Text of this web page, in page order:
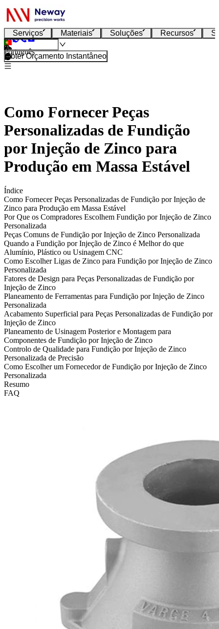
Serviços Materiais Soluções Recursos
Português
Obter Orçamento Instantâneo
Como Fornecer Peças
Personalizadas de Fundição
por Injeção de Zinco para
Produção em Massa Estável
Índice
Como Fornecer Peças Personalizadas de Fundição por Injeção de
Zinco para Produção em Massa Estável
Por Que os Compradores Escolhem Fundição por Injeção de Zinco
Personalizada
Peças Comuns de Fundição por Injeção de Zinco Personalizada
Quando a Fundição por Injeção de Zinco é Melhor do que
Alumínio, Plástico ou Usinagem CNC
Como Escolher Ligas de Zinco para Fundição por Injeção de Zinco
Personalizada
Fatores de Design para Peças Personalizadas de Fundição por
Injeção de Zinco
Planeamento de Ferramentas para Fundição por Injeção de Zinco
Personalizada
Acabamento Superficial para Peças Personalizadas de Fundição por
Injeção de Zinco
Planeamento de Usinagem Posterior e Montagem para
Componentes de Fundição por Injeção de Zinco
Controlo de Qualidade para Fundição por Injeção de Zinco
Personalizada de Precisão
Como Escolher um Fornecedor de Fundição por Injeção de Zinco
Personalizada
Resumo
FAQ